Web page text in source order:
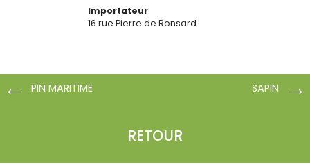
Importateur
16 rue Pierre de Ronsard
PIN MARITIME
RETOUR
SAPIN